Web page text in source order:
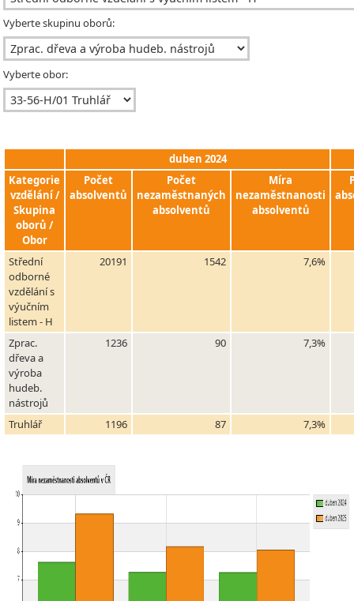
Vyberte skupinu oborů:
Vyberte obor:
duben 2024
Kategorie
vzdělání /
Skupina
oborů /
Obor
Počet
absolventů
Počet
nezaměstnaných
absolventů
Míra
nezaměstnanosti
absolventů
Střední
odborné
vzdělání s
výučním
listem - H
20191 1542 7,6%
Zprac.
dřeva a
výroba
hudeb.
nástrojů
1236 90 7,3%
Truhlář 1196 87 7,3%